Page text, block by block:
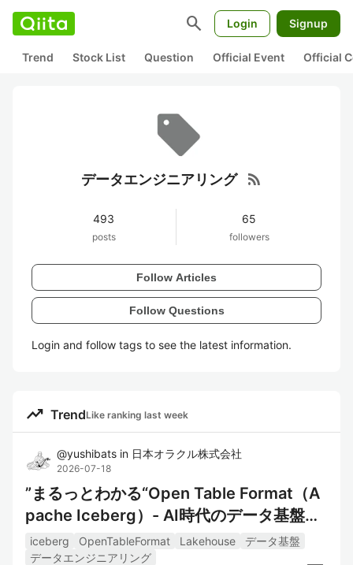
search Login Signup
Trend Stock List Question Official Event Official
データエンジニアリング rss_feed
493
posts
65
followers
Follow Articles
Follow Questions
Login and follow tags to see the latest information.
trending_up TrendLike ranking last week
@yushibats in 日本オラクル株式会社
2026-07-18
”まるっとわかる“Open Table Format（A
pache Iceberg）- AI時代のデータ基盤を
考えるための基礎技術- まとめ
iceberg OpenTableFormat Lakehouse
データ基盤
データエンジニアリング